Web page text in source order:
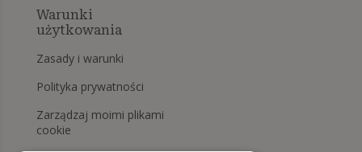
Warunki
użytkowania
Zasady i warunki
Polityka prywatności
Zarządzaj moimi plikami
cookie